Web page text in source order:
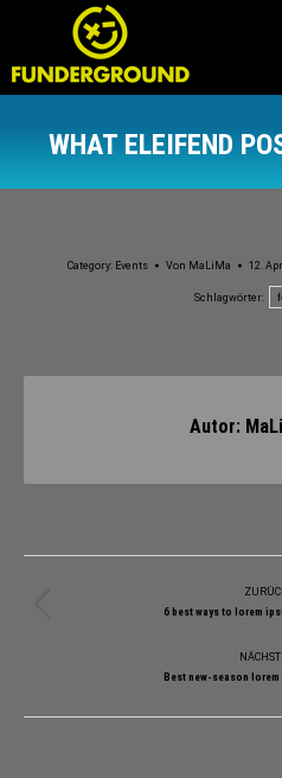
WHAT ELEIFEND
Category: Events Von MaLiMa 12.
Schlagwörter:
Autor:
6 best ways to lorem
Best new-season